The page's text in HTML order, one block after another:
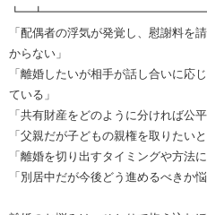
「配偶者の浮気が発覚し、慰謝料を
からない」
「離婚したいが相手が話し合いに応
ている」
「共有財産をどのように分ければ公
「父親だが子どもの親権を取りたい
「離婚を切り出すタイミングや方法
「別居中だが今後どう進めるべきか悩